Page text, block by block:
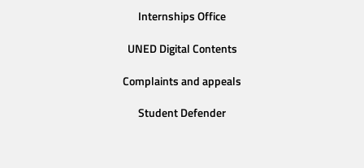
Internships Office
UNED Digital Contents
Complaints and appeals
Student Defender